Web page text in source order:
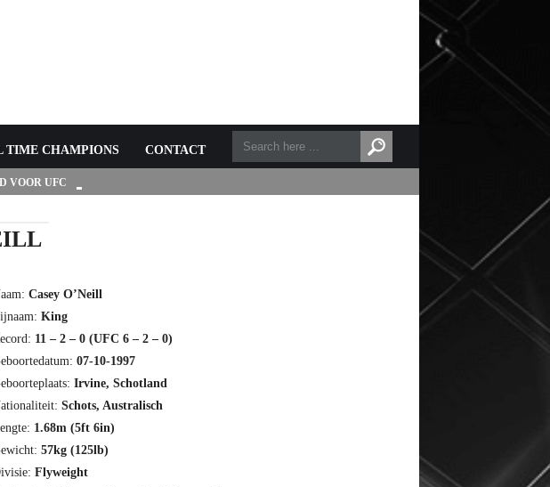
TIME CHAMPIONS CONTACT
VOOR UFC
Casey O’Neill
King
11 – 2 – 0 (UFC 6 – 2 – 0)
07-10-1997
Irvine, Schotland
Schots, Australisch
1.68m (5ft 6in)
57kg (125lb)
Flyweight